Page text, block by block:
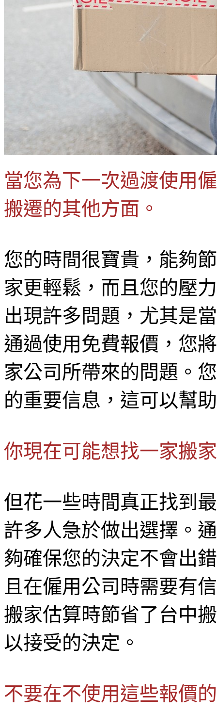
當您為下一次過渡使用
搬遷的其他方面。
您的時間很寶貴，能夠
家更輕鬆，而且您的壓
出現許多問題，尤其是
通過使用免費報價，您
家公司所帶來的問題。
的重要信息，這可以幫
你現在可能想找一家搬
但花一些時間真正找到
許多人急於做出選擇。
夠確保您的決定不會出
且在僱用公司時需要有
搬家估算時節省了台中
以接受的決定。
不要在不使用這些報價